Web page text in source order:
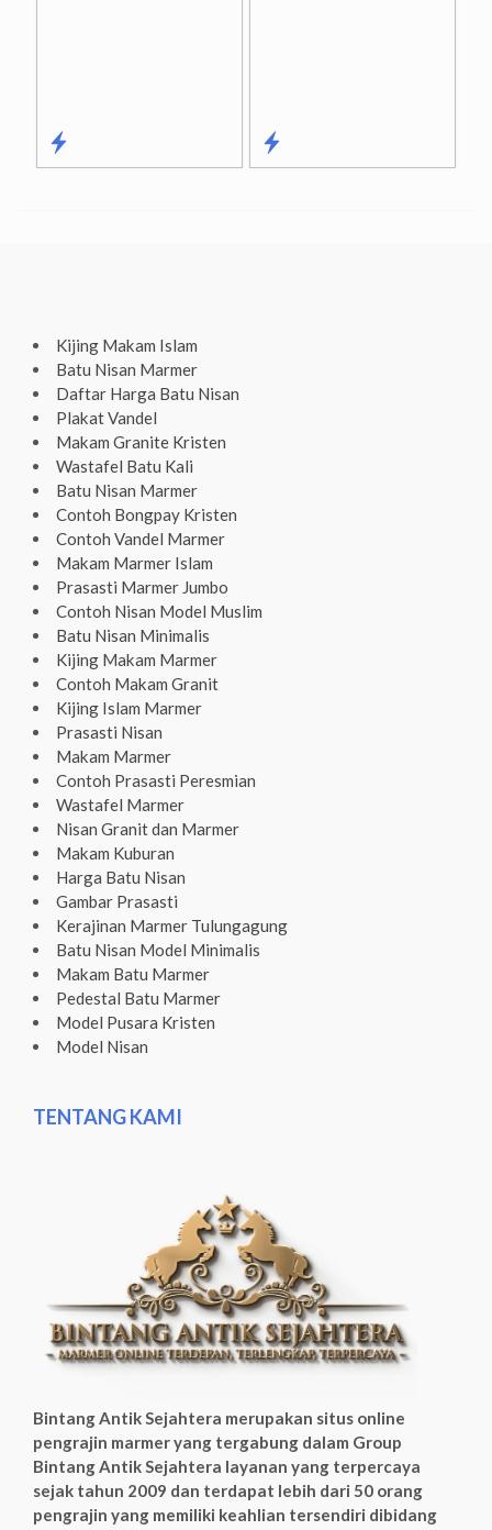
Kijing Makam Islam
Batu Nisan Marmer
Daftar Harga Batu Nisan
Plakat Vandel
Makam Granite Kristen
Wastafel Batu Kali
Batu Nisan Marmer
Contoh Bongpay Kristen
Contoh Vandel Marmer
Makam Marmer Islam
Prasasti Marmer Jumbo
Contoh Nisan Model Muslim
Batu Nisan Minimalis
Kijing Makam Marmer
Contoh Makam Granit
Kijing Islam Marmer
Prasasti Nisan
Makam Marmer
Contoh Prasasti Peresmian
Wastafel Marmer
Nisan Granit dan Marmer
Makam Kuburan
Harga Batu Nisan
Gambar Prasasti
Kerajinan Marmer Tulungagung
Batu Nisan Model Minimalis
Makam Batu Marmer
Pedestal Batu Marmer
Model Pusara Kristen
Model Nisan
TENTANG KAMI
Bintang Antik Sejahtera merupakan situs online
pengrajin marmer yang tergabung dalam Group
Bintang Antik Sejahtera layanan yang terpercaya
sejak tahun 2009 dan terdapat lebih dari 50 orang
pengrajin yang memiliki keahlian tersendiri dibidang